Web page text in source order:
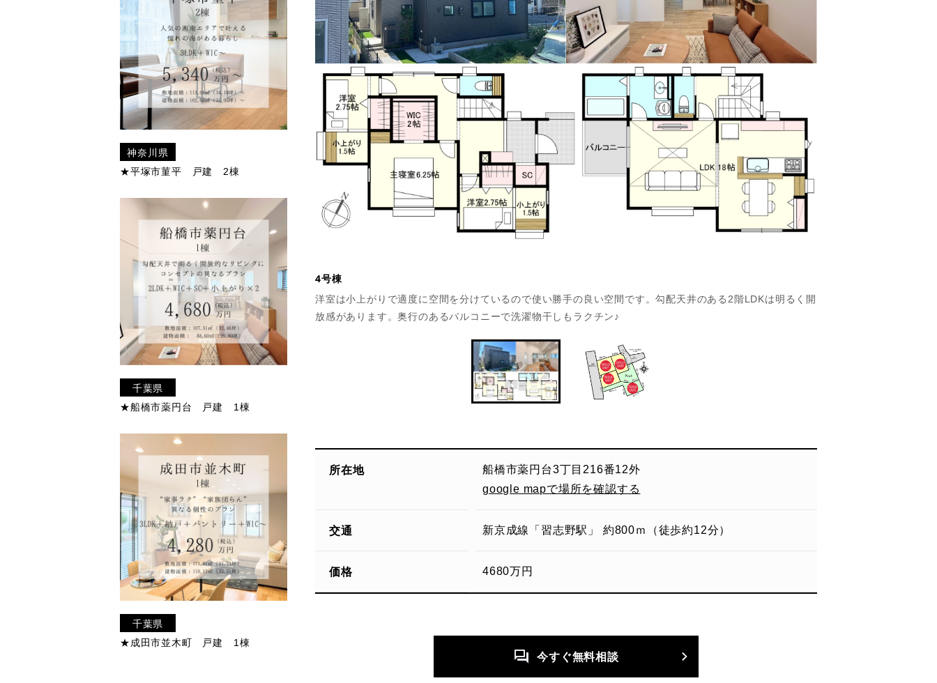
4号棟
洋室は小上がりで適度に空間を分けているので使い勝手の良い空間です。勾配天井のある2階LDKは明るく開
放感があります。奥行のあるバルコニーで洗濯物干しもラクチン♪
所在地
船橋市薬円台3丁目216番12外
google mapで場所を確認する
交通 新京成線「習志野駅」 約800ｍ（徒歩約12分）
価格 4680万円
今すぐ無料相談
神奈川県
★平塚市菫平 戸建 2棟
千葉県
★船橋市薬円台 戸建 1棟
千葉県
★成田市並木町 戸建 1棟